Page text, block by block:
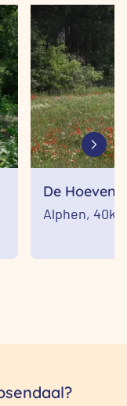
De Hoevens
Alphen,